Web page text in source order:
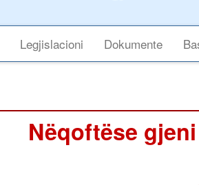
Legjislacioni Dokumente
Nëqoftëse